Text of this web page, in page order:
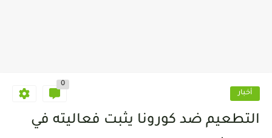
أخبار
0
التطعيم ضد كورونا يثبت فعاليته في